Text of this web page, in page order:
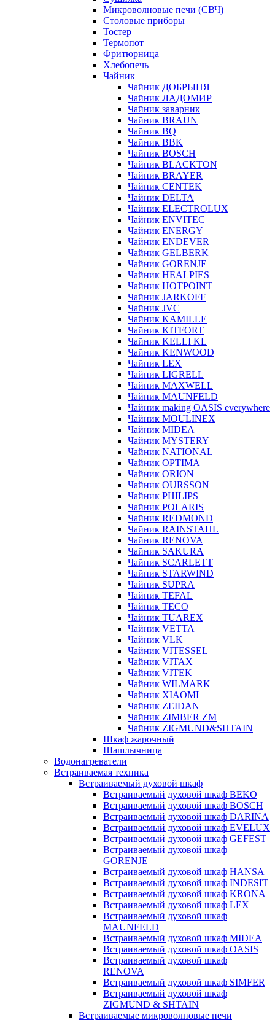
Микроволновые печи (СВЧ)
Столовые приборы
Тостер
Термопот
Фритюрница
Хлебопечь
Чайник
Чайник ДОБРЫНЯ
Чайник ЛАДОМИР
Чайник заварник
Чайник BRAUN
Чайник BQ
Чайник BBK
Чайник BOSCH
Чайник BLACKTON
Чайник BRAYER
Чайник CENTEK
Чайник DELTA
Чайник ELECTROLUX
Чайник ENVITEC
Чайник ENERGY
Чайник ENDEVER
Чайник GELBERK
Чайник GORENJE
Чайник HEALPIES
Чайник HOTPOINT
Чайник JARKOFF
Чайник JVC
Чайник KAMILLE
Чайник KITFORT
Чайник KELLI KL
Чайник KENWOOD
Чайник LEX
Чайник LIGRELL
Чайник MAXWELL
Чайник MAUNFELD
Чайник making OASIS everywhere
Чайник MOULINEX
Чайник MIDEA
Чайник MYSTERY
Чайник NATIONAL
Чайник OPTIMA
Чайник ORION
Чайник OURSSON
Чайник PHILIPS
Чайник POLARIS
Чайник REDMOND
Чайник RAINSTAHL
Чайник RENOVA
Чайник SAKURA
Чайник SCARLETT
Чайник STARWIND
Чайник SUPRA
Чайник TEFAL
Чайник TECO
Чайник TUAREX
Чайник VETTA
Чайник VLK
Чайник VITESSEL
Чайник VITAX
Чайник VITEK
Чайник WILMARK
Чайник XIAOMI
Чайник ZEIDAN
Чайник ZIMBER ZM
Чайник ZIGMUND&SHTAIN
Шкаф жарочный
Шашлычница
Водонагреватели
Встраиваемая техника
Встраиваемый духовой шкаф
Встраиваемый духовой шкаф BEKO
Встраиваемый духовой шкаф BOSCH
Встраиваемый духовой шкаф DARINA
Встраиваемый духовой шкаф EVELUX
Встраиваемый духовой шкаф GEFEST
Встраиваемый духовой шкаф
GORENJE
Встраиваемый духовой шкаф HANSA
Встраиваемый духовой шкаф INDESIT
Встраиваемый духовой шкаф KRONA
Встраиваемый духовой шкаф LEX
Встраиваемый духовой шкаф
MAUNFELD
Встраиваемый духовой шкаф MIDEA
Встраиваемый духовой шкаф OASIS
Встраиваемый духовой шкаф
RENOVA
Встраиваемый духовой шкаф SIMFER
Встраиваемый духовой шкаф
ZIGMUND & SHTAIN
Встраиваемые микроволновые печи